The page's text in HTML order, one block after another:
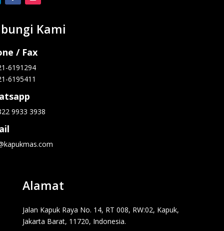
Kami
/ Fax
6191294
6195411
9933 3938
Alamat
Jalan Kapuk Raya No. 14, RT 008, RW:02, Kapuk,
Jakarta Barat, 11720, Indonesia.